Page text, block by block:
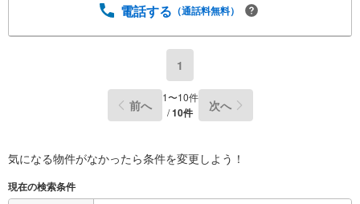
も大丈夫！＞*水曜日も営業しております！*今から見た
来ます！*自営業の方・買い替えの方など資金計画でご不安
MOVIEを公開中!!写真だけでは伝わらない物件の魅力をた
っぷりご紹介しております♪
電話する （通話料無料）
1
前へ 1〜10件
/10件 次へ
気になる物件がなかったら条件を変更しよう！
現在の検索条件